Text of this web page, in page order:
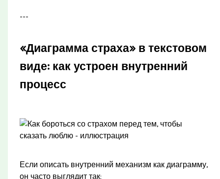
---
«Диаграмма страха» в текстовом
виде: как устроен внутренний
процесс
Если описать внутренний механизм как диаграмму,
он часто выглядит так: